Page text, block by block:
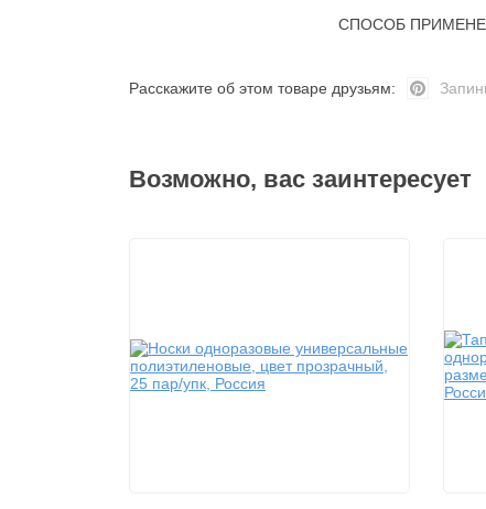
СПОСОБ
Расскажите об этом товаре друзьям:
Возможно, вас заинтересует